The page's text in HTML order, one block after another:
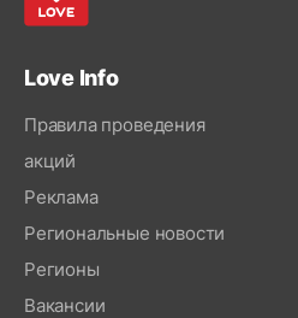
Love Info
Правила проведения
акций
Реклама
Региональные новости
Регионы
Вакансии